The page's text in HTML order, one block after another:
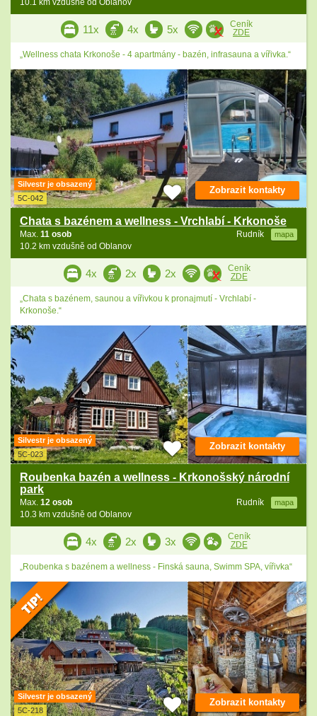
10.1 km vzdušně od Oblanov
11x 4x 5x
Ceník
ZDE
„Wellness chata Krkonoše - 4 apartmány - bazén, infrasauna a vířivka.“
Silvestr je obsazený
5C-042
Chata s bazénem a wellness - Vrchlabí - Krkonoše
Rudník mapa
Max. 11 osob
10.2 km vzdušně od Oblanov
Zobrazit kontakty
4x 2x 2x
Ceník
ZDE
„Chata s bazénem, saunou a vířivkou k pronajmutí - Vrchlabí -
Krkonoše.“
Silvestr je obsazený
5C-023
Roubenka bazén a wellness - Krkonošský národní
park
Rudník mapa
Max. 12 osob
10.3 km vzdušně od Oblanov
Zobrazit kontakty
4x 2x 3x
Ceník
ZDE
„Roubenka s bazénem a wellness - Finská sauna, Swimm SPA, vířivka“
Silvestr je obsazený
5C-218
Zobrazit kontakty